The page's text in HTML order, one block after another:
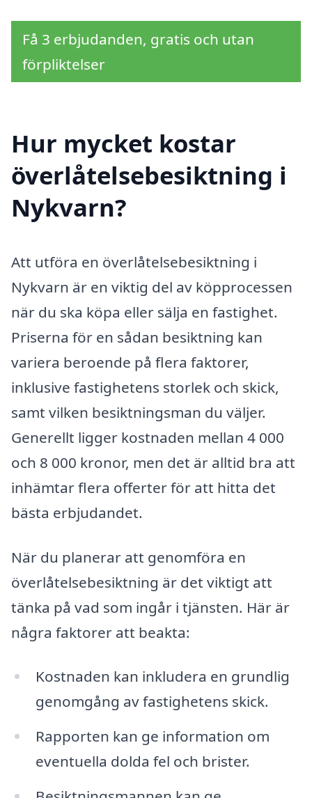
Få 3 erbjudanden, gratis och utan
förpliktelser
Hur mycket kostar
överlåtelsebesiktning i
Nykvarn?
Att utföra en överlåtelsebesiktning i
Nykvarn är en viktig del av köpprocessen
när du ska köpa eller sälja en fastighet.
Priserna för en sådan besiktning kan
variera beroende på flera faktorer,
inklusive fastighetens storlek och skick,
samt vilken besiktningsman du väljer.
Generellt ligger kostnaden mellan 4 000
och 8 000 kronor, men det är alltid bra att
inhämtar flera offerter för att hitta det
bästa erbjudandet.
När du planerar att genomföra en
överlåtelsebesiktning är det viktigt att
tänka på vad som ingår i tjänsten. Här är
några faktorer att beakta:
Kostnaden kan inkludera en grundlig
genomgång av fastighetens skick.
Rapporten kan ge information om
eventuella dolda fel och brister.